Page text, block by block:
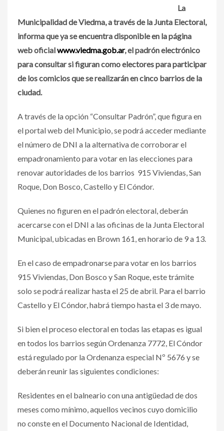
La
Municipalidad de Viedma, a través de la Junta Electoral,
informa que ya se encuentra disponible en la página
web oficialwww.viedma.gob.ar, el padrón electrónico
para consultar si figuran como electores para participar
de los comicios que se realizarán en cinco barrios de la
ciudad.
A través de la opción “Consultar Padrón”, que figura en
el portal web del Municipio, se podrá acceder mediante
el número de DNI a la alternativa de corroborar el
empadronamiento para votar en las elecciones para
renovar autoridades de los barrios 915 Viviendas, San
Roque, Don Bosco, Castello y El Cóndor.
Quienes no figuren en el padrón electoral, deberán
acercarse con el DNI a las oficinas de la Junta Electoral
Municipal, ubicadas en Brown 161, en horario de 9 a 13.
En el caso de empadronarse para votar en los barrios
915 Viviendas, Don Bosco y San Roque, este trámite
solo se podrá realizar hasta el 25 de abril. Para el barrio
Castello y El Cóndor, habrá tiempo hasta el 3 de mayo.
Si bien el proceso electoral en todas las etapas es igual
en todos los barrios según Ordenanza 7772, El Cóndor
está regulado por la Ordenanza especial Nº 5676 y se
deberán reunir las siguientes condiciones:
Residentes en el balneario con una antigüedad de dos
meses como mínimo, aquellos vecinos cuyo domicilio
no conste en el Documento Nacional de Identidad,